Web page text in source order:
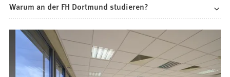
Warum an der FH Dortmund studieren?